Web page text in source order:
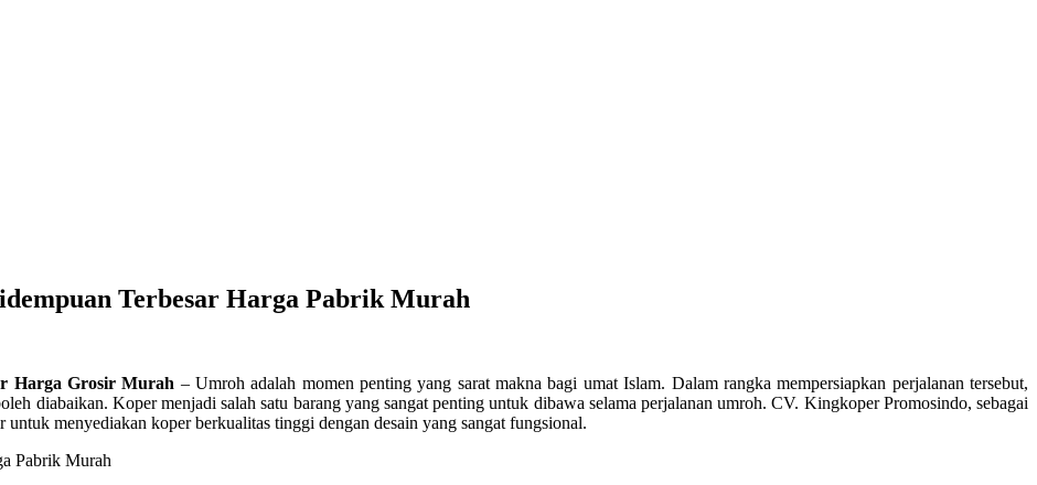
Terbesar Harga Pabrik Murah
Harga Grosir Murah – Umroh adalah momen penting yang sarat makna bagi umat Islam. Dalam rangka mempersiapkan perjalanan tersebut,
diabaikan. Koper menjadi salah satu barang yang sangat penting untuk dibawa selama perjalanan umroh. CV. Kingkoper Promosindo, sebagai
menyediakan koper berkualitas tinggi dengan desain yang sangat fungsional.